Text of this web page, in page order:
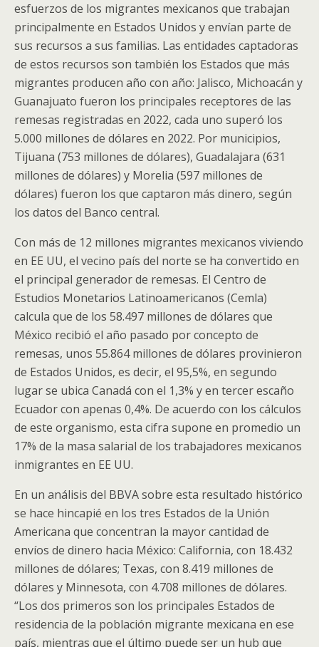
esfuerzos de los migrantes mexicanos que trabajan
principalmente en Estados Unidos y envían parte de
sus recursos a sus familias. Las entidades captadoras
de estos recursos son también los Estados que más
migrantes producen año con año: Jalisco, Michoacán y
Guanajuato fueron los principales receptores de las
remesas registradas en 2022, cada uno superó los
5.000 millones de dólares en 2022. Por municipios,
Tijuana (753 millones de dólares), Guadalajara (631
millones de dólares) y Morelia (597 millones de
dólares) fueron los que captaron más dinero, según
los datos del Banco central.
Con más de 12 millones migrantes mexicanos viviendo
en EE UU, el vecino país del norte se ha convertido en
el principal generador de remesas. El Centro de
Estudios Monetarios Latinoamericanos (Cemla)
calcula que de los 58.497 millones de dólares que
México recibió el año pasado por concepto de
remesas, unos 55.864 millones de dólares provinieron
de Estados Unidos, es decir, el 95,5%, en segundo
lugar se ubica Canadá con el 1,3% y en tercer escaño
Ecuador con apenas 0,4%. De acuerdo con los cálculos
de este organismo, esta cifra supone en promedio un
17% de la masa salarial de los trabajadores mexicanos
inmigrantes en EE UU.
En un análisis del BBVA sobre esta resultado histórico
se hace hincapié en los tres Estados de la Unión
Americana que concentran la mayor cantidad de
envíos de dinero hacia México: California, con 18.432
millones de dólares; Texas, con 8.419 millones de
dólares y Minnesota, con 4.708 millones de dólares.
“Los dos primeros son los principales Estados de
residencia de la población migrante mexicana en ese
país, mientras que el último puede ser un hub que